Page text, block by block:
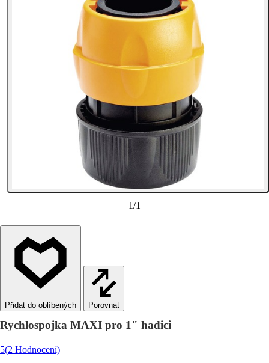
1/1
Porovnat
Rychlospojka MAXI pro 1" hadici
5(2 Hodnocení)